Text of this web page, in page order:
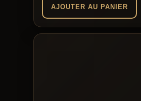
AJOUTER AU PANIER